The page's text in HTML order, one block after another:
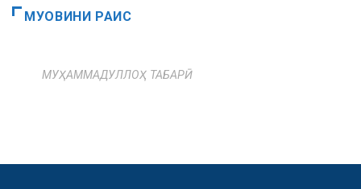
МУОВИНИ РАИС
МУҲАММАДУЛЛОҲ ТАБАРӢ